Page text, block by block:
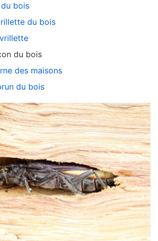
bois
du bois
du bois
des maisons
du bois